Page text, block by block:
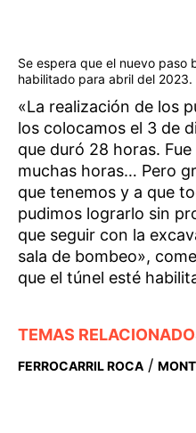
Se espera que el nuevo paso
habilitado para abril del 2023.
«La realización de los
los colocamos el 3 de
que duró 28 horas.
muchas horas… Pero
que tenemos y a que
pudimos lograrlo sin
que seguir con la
sala de bombeo»,
que el túnel esté
TEMAS
FERROCARRIL ROCA /